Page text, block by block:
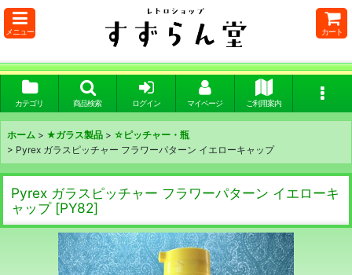
メニュー カート
カテゴリ 商品検索 ログイン マイページ ご利用案内
ホーム > ★ガラス製品 > ☆ピッチャー・瓶
> Pyrex ガラスピッチャー フラワーパターン イエローキャップ
Pyrex ガラスピッチャー フラワーパターン イエローキ
ャップ [PY82]